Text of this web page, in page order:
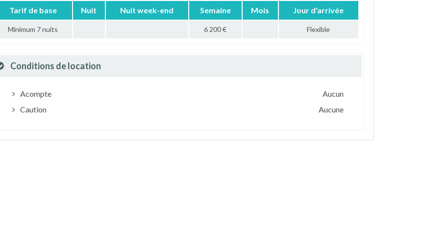
Tarif de base Nuit Nuit week-end Semaine Mois Jour d'arrivée
Minimum 7 nuits 6 200 € Flexible
Conditions de location
Acompte
Aucun
Caution
Aucune